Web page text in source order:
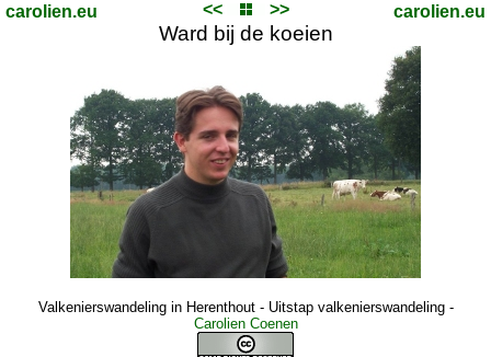
carolien.eu << >> carolien.eu
Ward bij de koeien
Valkenierswandeling in Herenthout - Uitstap valkenierswandeling-
Carolien Coenen